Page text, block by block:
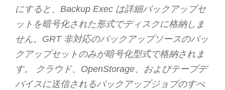
にすると、Backup Exec は詳細バックアップセ
ットを暗号化された形式でディスクに格納しま
せん。GRT 非対応のバックアップソースのバッ
クアップセットのみが暗号化型式で格納されま
す。 クラウド、OpenStorage、およびテープデ
バイスに送信されるバックアップジョブのすべ